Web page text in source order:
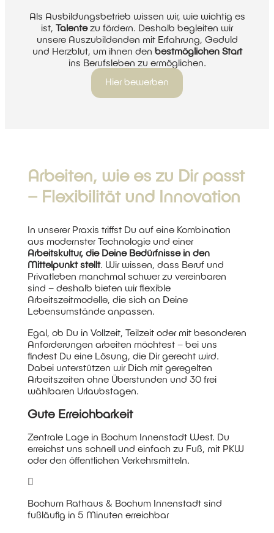
Als Ausbildungsbetrieb wissen wir, wie wichtig es
ist, Talentezu fördern. Deshalb begleiten wir
unsere Auszubildenden mit Erfahrung, Geduld
und Herzblut, um ihnen den bestmöglichen Start
ins Berufsleben zu ermöglichen.
Hier bewerben
Arbeiten, wie es zu Dir passt
– Flexibilität und Innovation
In unserer Praxis triffst Du auf eine Kombination
aus modernster Technologie und einer
Arbeitskultur, die Deine Bedürfnisse in den
Mittelpunkt stellt. Wir wissen, dass Beruf und
Privatleben manchmal schwer zu vereinbaren
sind – deshalb bieten wir flexible
Arbeitszeitmodelle, die sich an Deine
Lebensumstände anpassen.
Egal, ob Du in Vollzeit, Teilzeit oder mit besonderen
Anforderungen arbeiten möchtest – bei uns
findest Du eine Lösung, die Dir gerecht wird.
Dabei unterstützen wir Dich mit geregelten
Arbeitszeiten ohne Überstunden und 30 frei
wählbaren Urlaubstagen.
Gute Erreichbarkeit
Zentrale Lage in Bochum Innenstadt West. Du
erreichst uns schnell und einfach zu Fuß, mit PKW
oder den öffentlichen Verkehrsmitteln.
Bochum Rathaus & Bochum Innenstadt sind
fußläufig in 5 Minuten erreichbar